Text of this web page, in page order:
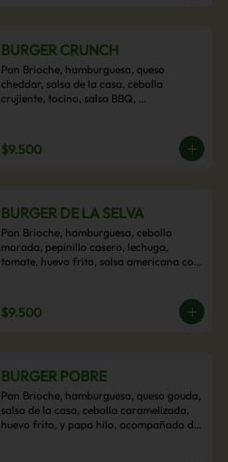
BURGER CRUNCH
Pan Brioche, hamburguesa, queso
cheddar, salsa de la casa, cebolla
crujiente, tocino, salsa BBQ,
$9.500
BURGER DE LA SELVA
Pan Brioche, hamburguesa, cebolla
morada, pepinillo casero, lechuga,
tomate, huevo frito, salsa americana con
$9.500
BURGER POBRE
Pan Brioche, hamburguesa, queso gouda,
salsa de la casa, cebolla caramelizada,
huevo frito, y papa hilo, acompañado de